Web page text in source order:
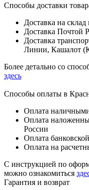
Способы доставки
Доставка на
Доставка Почтой
Доставка
Линии, Кашалот
Более детально со
здесь
Способы оплаты в
Оплата
Оплата
России
Оплата
Оплата на
С инструкцией по
можно ознакомиться
Гарантия и возврат